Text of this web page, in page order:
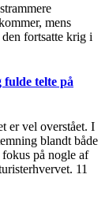
mens
fortsatte krig i
telte på
er vel overstået. I
blandt både
på nogle af
11